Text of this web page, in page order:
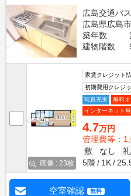
広島交通バ
広島県広島
築年数
建物階数
画像 : 23枚
家賃クレジット
初期費用クレジ
写真充実
無料
インターネット
4.7万円
管理費等：
敷
なし 礼
5階
1K
空室確認 無料